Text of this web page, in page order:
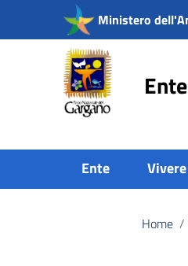
Vai ai contenuti
Vai al menu di navigazione
Vai al footer
Ministero
Ente
Home /